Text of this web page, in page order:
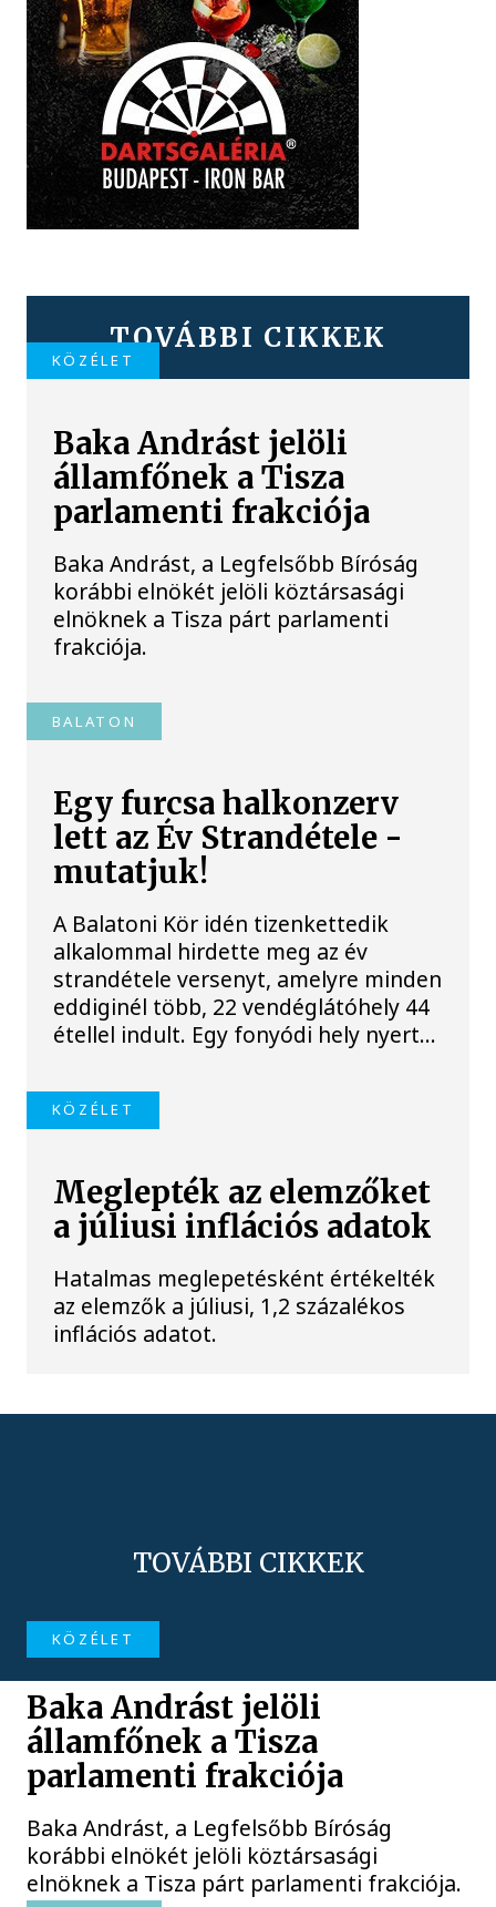
TOVÁBBI CIKKEK
KÖZÉLET
Baka Andrást jelöli
államfőnek a Tisza
parlamenti frakciója
Baka Andrást, a Legfelsőbb Bíróság
korábbi elnökét jelöli köztársasági
elnöknek a Tisza párt parlamenti
frakciója.
BALATON
Egy furcsa halkonzerv
lett az Év Strandétele -
mutatjuk!
A Balatoni Kör idén tizenkettedik
alkalommal hirdette meg az év
strandétele versenyt, amelyre minden
eddiginél több, 22 vendéglátóhely 44
étellel indult. Egy fonyódi hely nyert...
KÖZÉLET
Meglepték az elemzőket
a júliusi inflációs adatok
Hatalmas meglepetésként értékelték
az elemzők a júliusi, 1,2 százalékos
inflációs adatot.
TOVÁBBI CIKKEK
KÖZÉLET
Baka Andrást jelöli
államfőnek a Tisza
parlamenti frakciója
Baka Andrást, a Legfelsőbb Bíróság
korábbi elnökét jelöli köztársasági
elnöknek a Tisza párt parlamenti frakciója.